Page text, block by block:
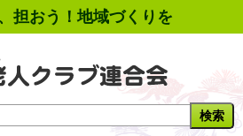
担おう！地域づくりを